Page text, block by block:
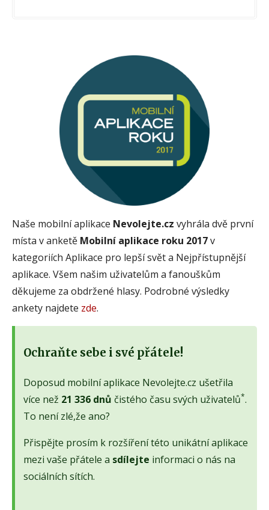
Naše mobilní aplikace Nevolejte.cz vyhrála dvě první
místa v anketě Mobilní aplikace roku 2017v
kategoriích Aplikace pro lepší svět a Nejpřístupnější
aplikace. Všem našim uživatelům a fanouškům
děkujeme za obdržené hlasy. Podrobné výsledky
ankety najdete zde.
Ochraňte sebe i své přátele!
Doposud mobilní aplikace Nevolejte.cz ušetřila
více než 21 336 dnů čistého času svých uživatelů*.
To není zlé,že ano?
Přispějte prosím k rozšíření této unikátní aplikace
mezi vaše přátele a sdílejte informaci o nás na
sociálních sítích.